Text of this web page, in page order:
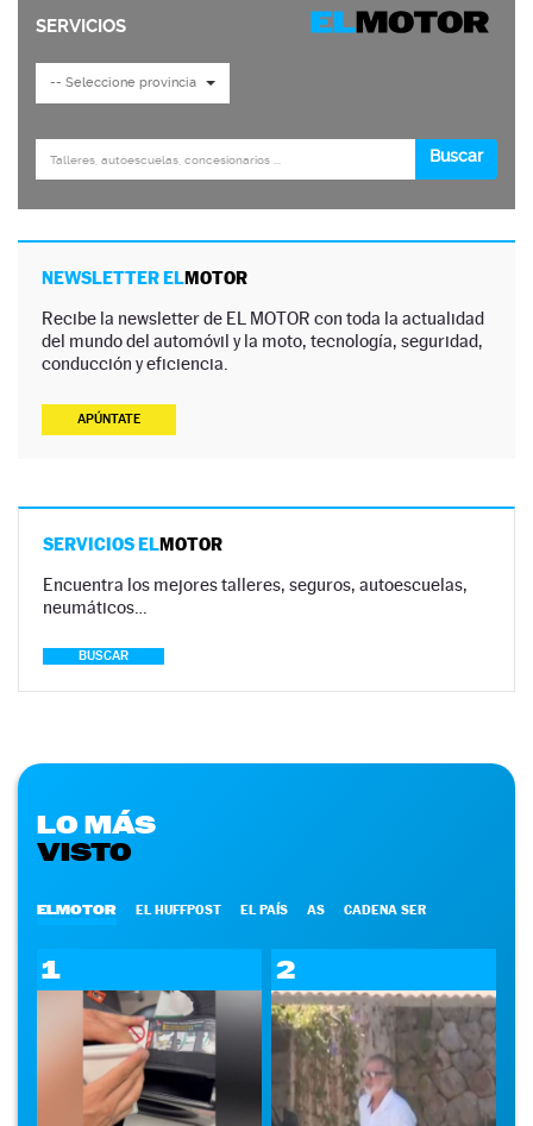
NEWSLETTER ELMOTOR
Recibe la newsletter de EL MOTOR con toda la actualidad
del mundo del automóvil y la moto, tecnología, seguridad,
conducción y eficiencia.
APÚNTATE
SERVICIOS ELMOTOR
Encuentra los mejores talleres, seguros, autoescuelas,
neumáticos…
BUSCAR
LO MÁS
VISTO
ELMOTOR EL HUFFPOST EL PAÍS AS CADENA SER
1 2